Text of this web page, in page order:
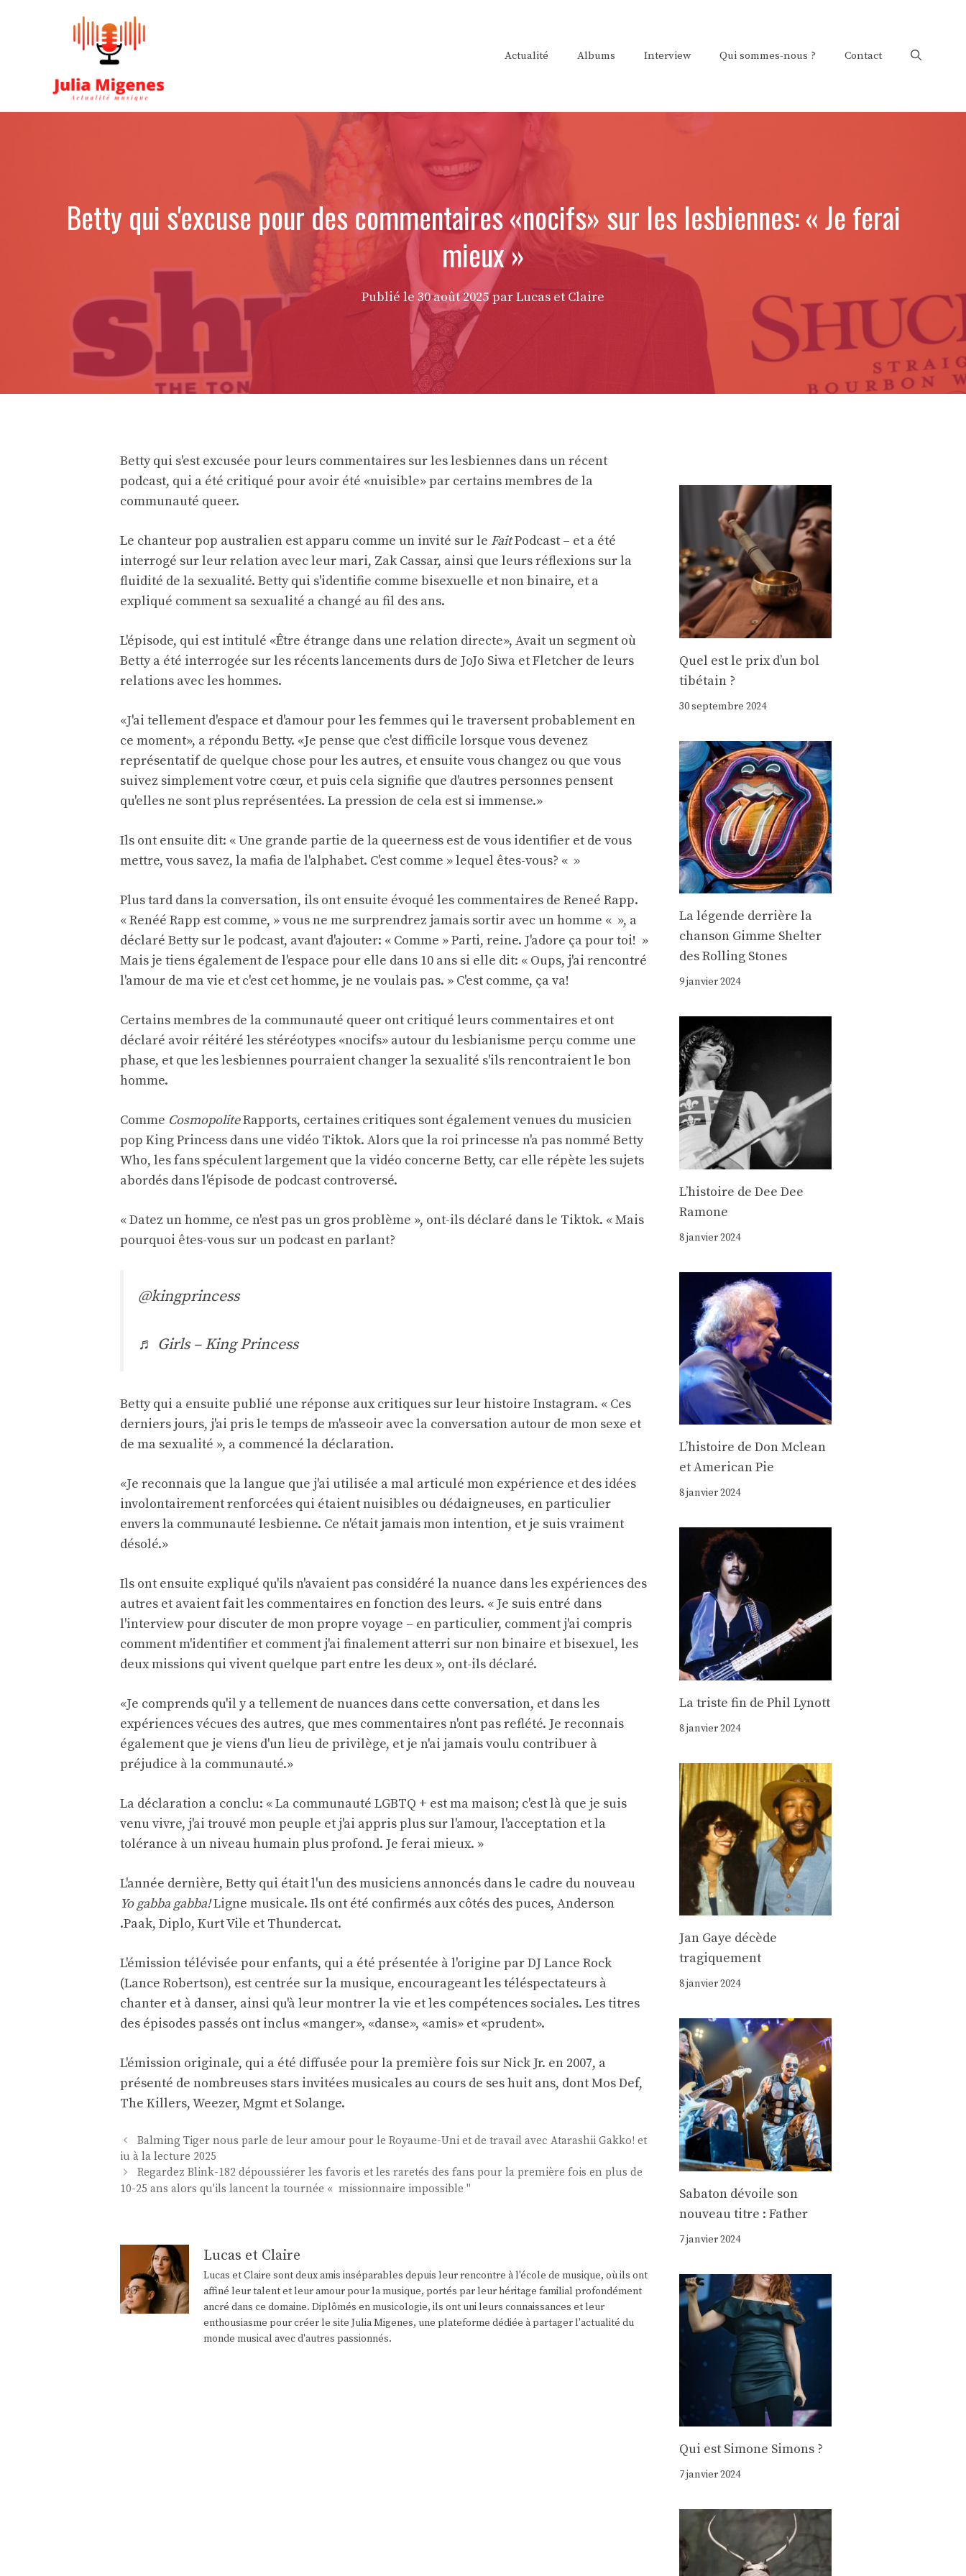
Actualité Albums Interview Qui sommes-nous ? Contact
Betty qui s'excuse pour des commentaires «nocifs» sur les lesbiennes: « Je ferai
mieux »
Publié le 30 août 2025 par Lucas et Claire
Betty qui s'est excusée pour leurs commentaires sur les lesbiennes dans un récent
podcast, qui a été critiqué pour avoir été «nuisible» par certains membres de la
communauté queer.
Le chanteur pop australien est apparu comme un invité sur le FaitPodcast – et a été
interrogé sur leur relation avec leur mari, Zak Cassar, ainsi que leurs réflexions sur la
fluidité de la sexualité. Betty qui s'identifie comme bisexuelle et non binaire, et a
expliqué comment sa sexualité a changé au fil des ans.
L'épisode, qui est intitulé «Être étrange dans une relation directe», Avait un segment où
Betty a été interrogée sur les récents lancements durs de JoJo Siwa et Fletcher de leurs
relations avec les hommes.
«J'ai tellement d'espace et d'amour pour les femmes qui le traversent probablement en
ce moment», a répondu Betty. «Je pense que c'est difficile lorsque vous devenez
représentatif de quelque chose pour les autres, et ensuite vous changez ou que vous
suivez simplement votre cœur, et puis cela signifie que d'autres personnes pensent
qu'elles ne sont plus représentées. La pression de cela est si immense.»
Ils ont ensuite dit: « Une grande partie de la queerness est de vous identifier et de vous
mettre, vous savez, la mafia de l'alphabet. C'est comme » lequel êtes-vous? « »
Plus tard dans la conversation, ils ont ensuite évoqué les commentaires de Reneé Rapp.
« Renéé Rapp est comme, » vous ne me surprendrez jamais sortir avec un homme « », a
déclaré Betty sur le podcast, avant d'ajouter: « Comme » Parti, reine. J'adore ça pour toi! »
Mais je tiens également de l'espace pour elle dans 10 ans si elle dit: « Oups, j'ai rencontré
l'amour de ma vie et c'est cet homme, je ne voulais pas. » C'est comme, ça va!
Certains membres de la communauté queer ont critiqué leurs commentaires et ont
déclaré avoir réitéré les stéréotypes «nocifs» autour du lesbianisme perçu comme une
phase, et que les lesbiennes pourraient changer la sexualité s'ils rencontraient le bon
homme.
Comme CosmopoliteRapports, certaines critiques sont également venues du musicien
pop King Princess dans une vidéo Tiktok. Alors que la roi princesse n'a pas nommé Betty
Who, les fans spéculent largement que la vidéo concerne Betty, car elle répète les sujets
abordés dans l'épisode de podcast controversé.
« Datez un homme, ce n'est pas un gros problème », ont-ils déclaré dans le Tiktok. « Mais
pourquoi êtes-vous sur un podcast en parlant?
@kingprincess
♬ Girls – King Princess
Betty qui a ensuite publié une réponse aux critiques sur leur histoire Instagram. « Ces
derniers jours, j'ai pris le temps de m'asseoir avec la conversation autour de mon sexe et
de ma sexualité », a commencé la déclaration.
«Je reconnais que la langue que j'ai utilisée a mal articulé mon expérience et des idées
involontairement renforcées qui étaient nuisibles ou dédaigneuses, en particulier
envers la communauté lesbienne. Ce n'était jamais mon intention, et je suis vraiment
désolé.»
Ils ont ensuite expliqué qu'ils n'avaient pas considéré la nuance dans les expériences des
autres et avaient fait les commentaires en fonction des leurs. « Je suis entré dans
l'interview pour discuter de mon propre voyage – en particulier, comment j'ai compris
comment m'identifier et comment j'ai finalement atterri sur non binaire et bisexuel, les
deux missions qui vivent quelque part entre les deux », ont-ils déclaré.
«Je comprends qu'il y a tellement de nuances dans cette conversation, et dans les
expériences vécues des autres, que mes commentaires n'ont pas reflété. Je reconnais
également que je viens d'un lieu de privilège, et je n'ai jamais voulu contribuer à
préjudice à la communauté.»
La déclaration a conclu: « La communauté LGBTQ + est ma maison; c'est là que je suis
venu vivre, j'ai trouvé mon peuple et j'ai appris plus sur l'amour, l'acceptation et la
tolérance à un niveau humain plus profond. Je ferai mieux. »
L'année dernière, Betty qui était l'un des musiciens annoncés dans le cadre du nouveau
Yo gabba gabba!Ligne musicale. Ils ont été confirmés aux côtés des puces, Anderson
.Paak, Diplo, Kurt Vile et Thundercat.
L'émission télévisée pour enfants, qui a été présentée à l'origine par DJ Lance Rock
(Lance Robertson), est centrée sur la musique, encourageant les téléspectateurs à
chanter et à danser, ainsi qu'à leur montrer la vie et les compétences sociales. Les titres
des épisodes passés ont inclus «manger», «danse», «amis» et «prudent».
L'émission originale, qui a été diffusée pour la première fois sur Nick Jr. en 2007, a
présenté de nombreuses stars invitées musicales au cours de ses huit ans, dont Mos Def,
The Killers, Weezer, Mgmt et Solange.
Navigation
des
articles
Balming Tiger nous parle de leur amour pour le Royaume-Uni et de travail avec Atarashii Gakko! et
iu à la lecture 2025
Regardez Blink-182 dépoussiérer les favoris et les raretés des fans pour la première fois en plus de
10-25 ans alors qu'ils lancent la tournée « missionnaire impossible ''
Lucas et Claire
Lucas et Claire sont deux amis inséparables depuis leur rencontre à l'école de musique, où ils ont
affiné leur talent et leur amour pour la musique, portés par leur héritage familial profondément
ancré dans ce domaine. Diplômés en musicologie, ils ont uni leurs connaissances et leur
enthousiasme pour créer le site Julia Migenes, une plateforme dédiée à partager l'actualité du
monde musical avec d'autres passionnés.
Quel est le prix d’un bol
tibétain ?
30 septembre 2024
La légende derrière la
chanson Gimme Shelter
des Rolling Stones
9 janvier 2024
Lʼhistoire de Dee Dee
Ramone
8 janvier 2024
Lʼhistoire de Don Mclean
et American Pie
8 janvier 2024
La triste fin de Phil Lynott
8 janvier 2024
Jan Gaye décède
tragiquement
8 janvier 2024
Sabaton dévoile son
nouveau titre : Father
7 janvier 2024
Qui est Simone Simons ?
7 janvier 2024